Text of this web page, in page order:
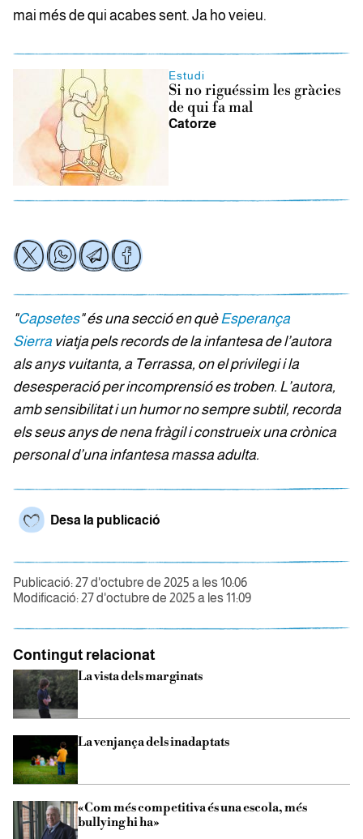
mai més de qui acabes sent. Ja ho veieu.
Estudi
Si no riguéssim les gràcies
de qui fa mal
Catorze
"Capsetes" és una secció en quèEsperança
Sierraviatja pels records de la infantesa de l’autora
als anys vuitanta, a Terrassa, on el privilegi i la
desesperació per incomprensió es troben. L’autora,
amb sensibilitat i un humor no sempre subtil, recorda
els seus anys de nena fràgil i construeix una crònica
personal d’una infantesa massa adulta.
Desa la publicació
Publicació: 27 d'octubre de 2025 a les 10:06
Modificació: 27 d'octubre de 2025 a les 11:09
Contingut relacionat
La vista dels marginats
La venjança dels inadaptats
«Com més competitiva és una escola, més
bullying hi ha»